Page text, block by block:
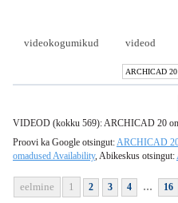
videokogumikud videod
VIDEOD (kokku 569): ARCHICAD 20
Proovi ka Google otsingut: ARCHICAD
omadused Availability, Abikeskus otsingut:
eelmine 1 2 3 4 ... 16